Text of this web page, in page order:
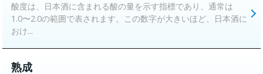
酸度は、日本酒に含まれる酸の量を示す指標であり、通常は
1.0〜2.0の範囲で表されます。この数字が大きいほど、日本酒に
おけ...
熟成